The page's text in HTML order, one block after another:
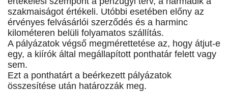
szakmaiságot értékeli. Utóbbi esetében előny az
érvényes felvásárlói szerződés és a harminc
kilométeren belüli folyamatos szállítás.
A pályázatok végső megmérettetése az, hogy átjut-e
egy, a kiírók által megállapított ponthatár felett vagy
sem.
Ezt a ponthatárt a beérkezett pályázatok
összesítése után határozzák meg.